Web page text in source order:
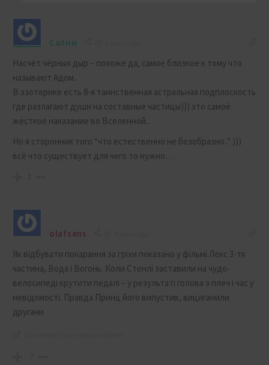
Салим
Насчёт чёрных дыр – похоже да, самое близкое к тому что
называют Адом..
В эзотерике есть 8-я таинственная астральная подплоскость
где разлагают души на составные частицы))) это самоё
жёсткое наказание во Вселенной..
Но я сторонник того “что естественно не безобразно..” )))
всё что существует для чего то нужно…
2
olafsens
Як відбувати покарання за гріхи показано у фільмі Лекс 3-тя
частина, Вода і Вогонь. Коли Стенлі заставили на чудо-
велосипеді крутити педалі – у результаті голова з плеч і час у
невідомості. Правда Принц його випустив, вициганили
другани